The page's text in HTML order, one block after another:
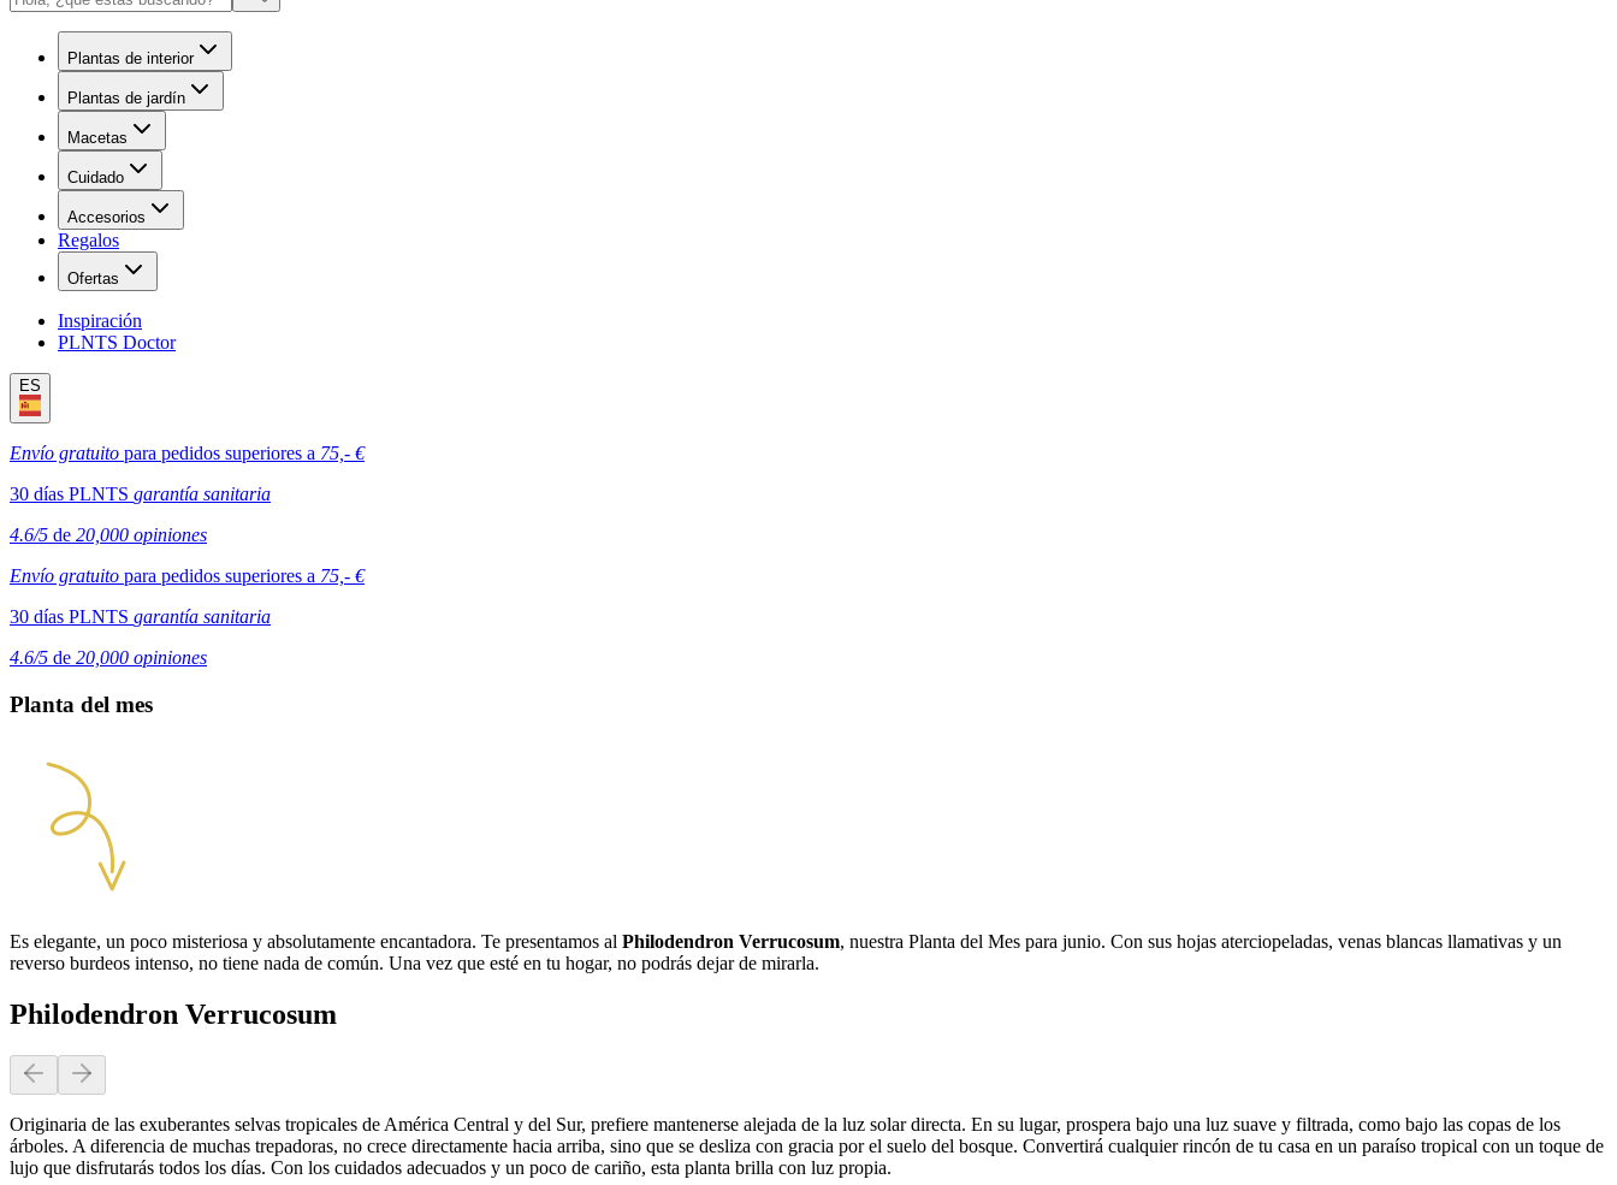
Plantas de interior
Plantas de jardín
Macetas
Cuidado
Accesorios
Regalos
Ofertas
Inspiración
PLNTS Doctor
ES
Envío gratuito para pedidos superiores a 75,- €
30 días PLNTS garantía sanitaria
4.6/5 de 20,000 opiniones
Envío gratuito para pedidos superiores a 75,- €
30 días PLNTS garantía sanitaria
4.6/5 de 20,000 opiniones
Planta del mes
Es elegante, un poco misteriosa y absolutamente encantadora. Te presentamos al Philodendron Verrucosum, nuestra Planta del Mes para junio. Con sus hojas aterciopeladas, venas blancas llamativas y un
reverso burdeos intenso, no tiene nada de común. Una vez que esté en tu hogar, no podrás dejar de mirarla.
Philodendron Verrucosum
Originaria de las exuberantes selvas tropicales de América Central y del Sur, prefiere mantenerse alejada de la luz solar directa. En su lugar, prospera bajo una luz suave y filtrada, como bajo las copas de los
árboles. A diferencia de muchas trepadoras, no crece directamente hacia arriba, sino que se desliza con gracia por el suelo del bosque. Convertirá cualquier rincón de tu casa en un paraíso tropical con un toque de
lujo que disfrutarás todos los días. Con los cuidados adecuados y un poco de cariño, esta planta brilla con luz propia.